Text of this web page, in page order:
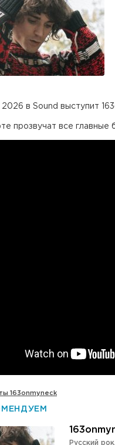
в Sound выступит
прозвучат все
163onmyneck
Русский рок